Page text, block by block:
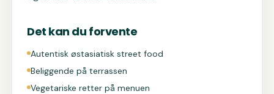
Det kan du forvente
Autentisk østasiatisk street food
Beliggende på terrassen
Vegetariske retter på menuen